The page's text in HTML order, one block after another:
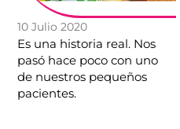
10 Julio 2020
Es una historia real. Nos
pasó hace poco con uno
de nuestros pequeños
pacientes.